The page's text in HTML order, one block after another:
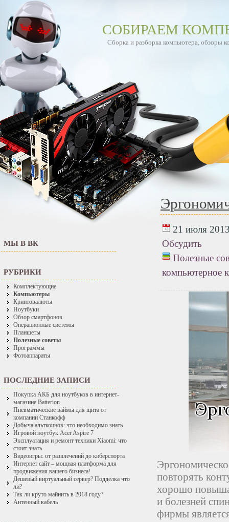
СОБИРАЕМ
Сборка и разборка компьютера, обзоры
МЫ В ВК
РУБРИКИ
Комплектующие
Компьютеры
Криптовалюты
Ноутбуки
Обзор смартфонов
Операционные системы
Планшеты
Полезные советы
Программы
Фотоаппараты
ПОСЛЕДНИЕ ЗАПИСИ
Покупка АКБ для ноутбуков в интернет-
магазине Batterion
Пневматические ваймы для щита от
компании Станкофф
Добыча альткоинов: что необходимо знать
Игровой ноутбук Acer Aspire 7
Эксплуатация и ремонт техники Xiaomi: что
стоит знать
Видеоигры: от развлечений до киберспорта
Интернет сайт – мощная платформа для
продвижения вашего бизнеса!
Дешевый виртуальный сервер? Подделка что
ли?
Так ли круто майнить в 2018 году?
Антенный кабель
21 июля
Обсудить
Полезные
компьютерное
повторять
хорошо
и болезней
фирмы